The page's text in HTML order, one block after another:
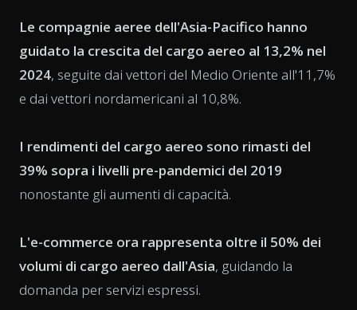
Le compagnie aeree dell'Asia-Pacifico hanno
guidato la crescita del cargo aereo al 13,2% nel
2024, seguite dai vettori del Medio Oriente all'11,7%
e dai vettori nordamericani al 10,8%.
I rendimenti del cargo aereo sono rimasti del
39% sopra i livelli pre-pandemici del 2019
nonostante gli aumenti di capacità.
L'e-commerce ora rappresenta oltre il 50% dei
volumi di cargo aereo dall'Asia, guidando la
domanda per servizi espressi.